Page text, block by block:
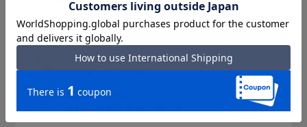
3,300円以上のご購入で
「送料無料」
エース直営ならではの
「アフターサービス」
会員登録でさらに
「便利にお得にお買い物」を